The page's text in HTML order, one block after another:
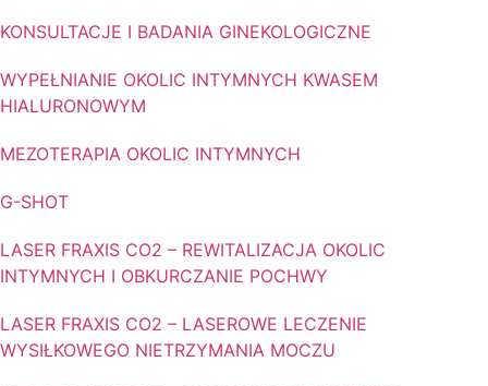
KONSULTACJE I BADANIA GINEKOLOGICZNE
WYPEŁNIANIE OKOLIC INTYMNYCH KWASEM
HIALURONOWYM
MEZOTERAPIA OKOLIC INTYMNYCH
G-SHOT
LASER FRAXIS CO2 – REWITALIZACJA OKOLIC
INTYMNYCH I OBKURCZANIE POCHWY
LASER FRAXIS CO2 – LASEROWE LECZENIE
WYSIŁKOWEGO NIETRZYMANIA MOCZU